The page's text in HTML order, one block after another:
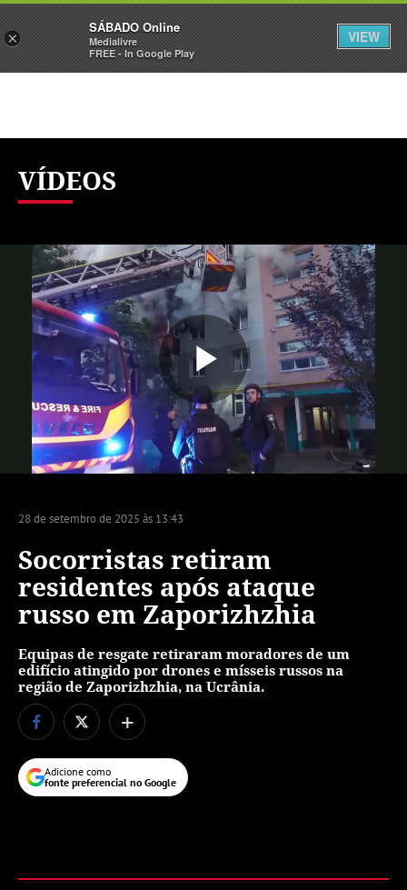
Sábado Assine Iniciar Sessão
VÍDEOS
28 de setembro de 2025 às 13:43
Socorristas retiram
residentes após ataque
russo em Zaporizhzhia
Equipas de resgate retiraram moradores de um
edifício atingido por drones e mísseis russos na
região de Zaporizhzhia, na Ucrânia.
+
Adicione como
fonte preferencial no Google
×
SÁBADO Online
Medialivre
FREE - In Google Play
VIEW